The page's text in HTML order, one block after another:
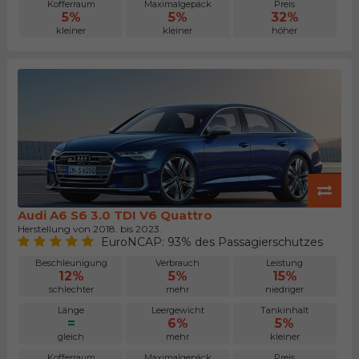
Kofferraum
5%
kleiner
Maximalgepäck
5%
kleiner
Preis
32%
höher
Audi A6 S6 3.0 TDI V6 Quattro
Herstellung von 2018. bis 2023.
EuroNCAP: 93% des Passagierschutzes
Beschleunigung
12%
schlechter
Verbrauch
5%
mehr
Leistung
15%
niedriger
Länge
=
gleich
Leergewicht
6%
mehr
Tankinhalt
5%
kleiner